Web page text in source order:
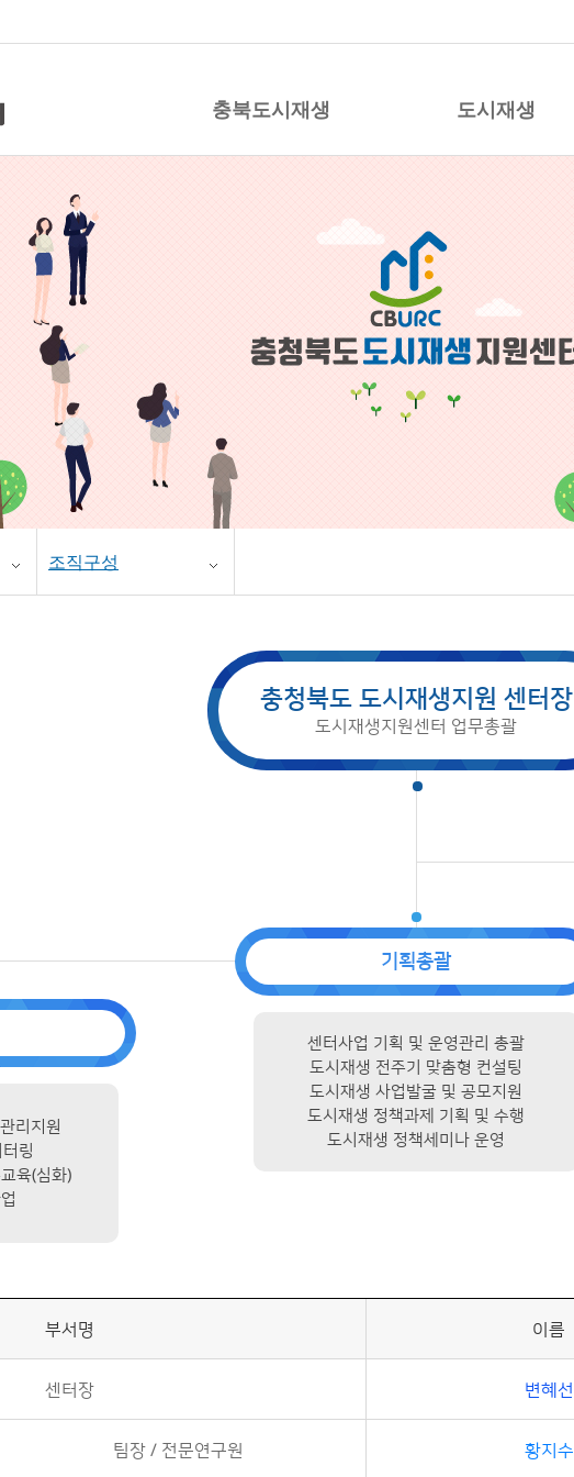
충북도시재생 도시재생
조직구성
충청북도 도시재생지원 센터장
도시재생지원센터 업무총괄
기획총괄
센터사업 기획 및 운영관리 총괄
도시재생 전주기 맞춤형 컨설팅
도시재생 사업발굴 및 공모지원
도시재생 정책과제 기획 및 수행
도시재생 정책세미나 운영
리지원
링
육(심화)
부서명 이름
센터장 변혜선
팀장 / 전문연구원 황지수